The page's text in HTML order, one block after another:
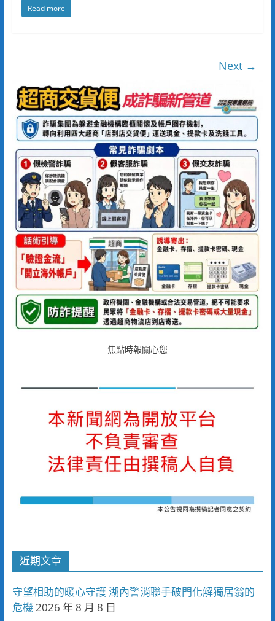
Read more
Next →
焦點時報關心您
近期文章
守望相助的暖心守護 湖內警消聯手破門化解獨居翁的
危機2026 年 8 月 8 日